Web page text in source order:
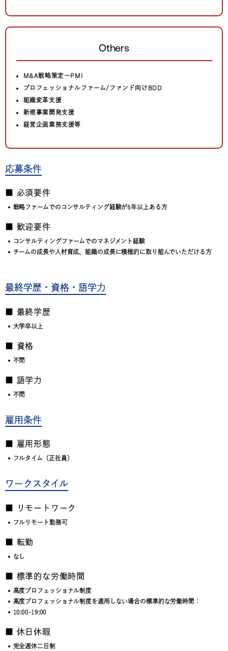
Others
M&A戦略策定〜PMI
プロフェッショナルファーム/ファンド向けBDD
組織変革支援
新規事業開発支援
経営企画業務支援等
応募条件
■ 必須要件
戦略ファームでのコンサルティング経験が5年以上ある方
■ 歓迎要件
コンサルティングファームでのマネジメント経験
チームの成長や人材育成、組織の成長に積極的に取り組んでいただける方
最終学歴・資格・語学力
■ 最終学歴
大学卒以上
■ 資格
不問
■ 語学力
不問
雇用条件
■ 雇用形態
フルタイム（正社員）
ワークスタイル
■ リモートワーク
フルリモート勤務可
■ 転勤
なし
■ 標準的な労働時間
高度プロフェッショナル制度
高度プロフェッショナル制度を適用しない場合の標準的な労働時間：
10:00-19:00
■ 休日休暇
完全週休二日制